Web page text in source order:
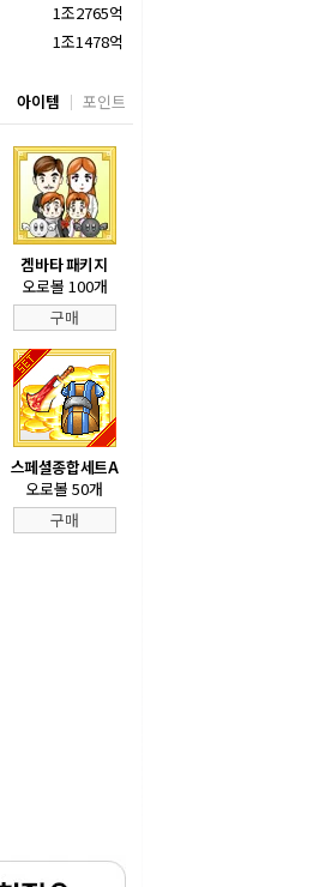
1조2765억
1조1478억
아이템 포인트
겜바타 패키지
오로볼 100개
구매
스페셜종합세트A
오로볼 50개
구매